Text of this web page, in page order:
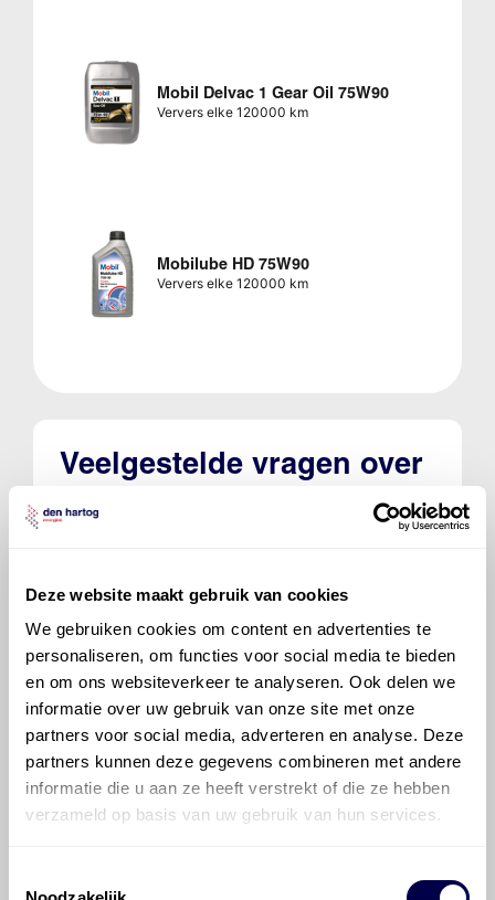
Deze website maakt gebruik van cookies
We gebruiken cookies om content en advertenties te
personaliseren, om functies voor social media te bieden
en om ons websiteverkeer te analyseren. Ook delen we
informatie over uw gebruik van onze site met onze
partners voor social media, adverteren en analyse. Deze
partners kunnen deze gegevens combineren met andere
informatie die u aan ze heeft verstrekt of die ze hebben
verzameld op basis van uw gebruik van hun services.
Mobil Delvac 1 Gear Oil 75W90
Ververs elke 120000 km
Mobilube HD 75W90
Ververs elke 120000 km
Veelgestelde vragen over
voor de Fiat Bravo Bravo 1.4 12V?
Hoeveel motorolie gaat er in een Fiat
Bravo?
Hoe vaak moet de motorolie ververst
worden bij een Fiat Bravo?